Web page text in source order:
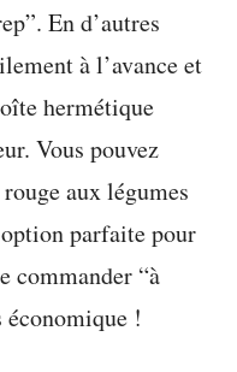
En d’autres
à l’avance et
hermétique
Vous pouvez
aux légumes
parfaite pour
commander “à
économique !